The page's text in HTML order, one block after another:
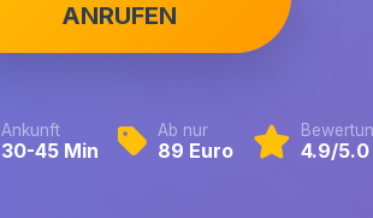
ANRUFEN
Ankunft
30-45 Min
Ab nur
89 Euro 4.9/5.0